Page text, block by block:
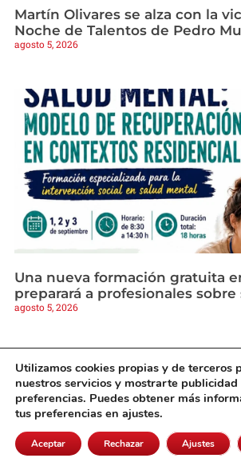
Martín Olivares se alza con la
Noche de Talentos de Pedro
agosto 5, 2026
Una nueva formación gratuita
preparará a profesionales
agosto 5, 2026
Utilizamos cookies propias y de terceros
nuestros servicios y mostrarte
preferencias. Puedes obtener más
tus preferencias en ajustes.
Aceptar Rechazar Ajustes